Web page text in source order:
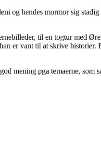
og hendes mormor sig
til en togtur med
er vant til at skrive historier.
mening pga temaerne, som